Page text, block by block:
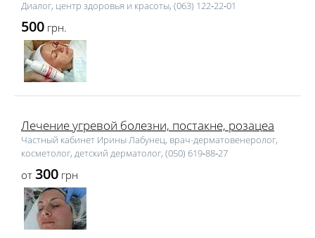
Диалог, центр здоровья и красоты, (063) 122‑22‑01
500 грн.
Лечение угревой болезни, постакне, розацеа
Частный кабинет Ирины Лабунец, врач-дерматовенеролог,
косметолог, детский дерматолог, (050) 619‑88‑27
от 300 грн